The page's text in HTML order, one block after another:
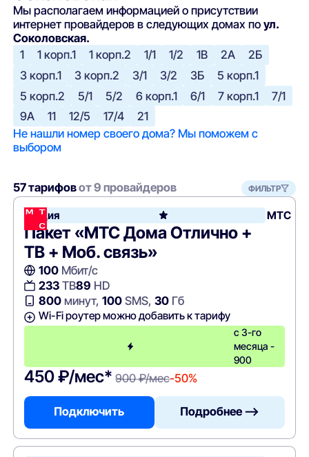
Мы располагаем информацией о присутствии
интернет провайдеров в следующих домах поул.
Соколовская.
1
1 корп.1 1 корп.2 1/1 1/2 1В 2А
2Б
3 корп.1
3 корп.2 3/1 3/2 3Б
5 корп.1
5 корп.2
5/1 5/2 6 корп.1 6/1 7 корп.1
7/1
9А
11 12/5 17/4
21
Не нашли номер своего дома? Мы поможем с
выбором
57 тарифовот 9 провайдеров ФИЛЬТР
Акция МТС
Пакет «МТС Дома Отлично +
ТВ + Моб. связь»
100Мбит/с
233ТВ89 HD
800минут, 100SMS, 30Гб
Wi-Fi роутер можно добавить к тарифу
с 3-го
месяца -
900
450 ₽/мес* 900 ₽/мес-50%
Подключить Подробнее —>